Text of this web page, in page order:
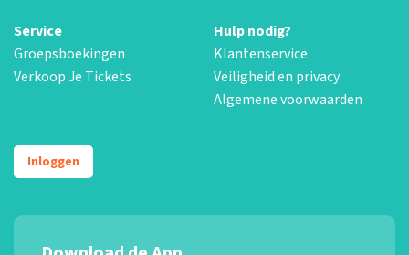
Service
Groepsboekingen
Verkoop Je Tickets
Hulp nodig?
Klantenservice
Veiligheid en privacy
Algemene voorwaarden
Inloggen